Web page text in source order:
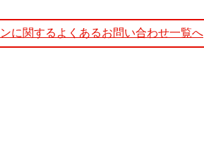
に関するよくあるお問い合わせ一覧へ